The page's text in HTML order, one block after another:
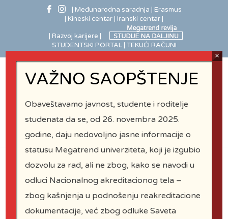
| Međunarodna saradnja
| Erasmus
| Kineski centar
| Iranski centar |
| Razvoj karijere |
STUDENTSKI PORTAL | TEKUĆI RAČUNI
FBIO – Kontakt
VAŽNO SAOPŠTENJE
Obaveštavamo javnost, studente i roditelje
studenata da se, od 26. novembra 2025.
godine, daju nedovoljno jasne informacije o
statusu Megatrend univerziteta, koji je izgubio
dozvolu za rad, ali ne zbog, kako se navodi u
odluci Nacionalnog akreditacionog tela –
zbog kašnjenja u podnošenju reakreditacione
dokumentacije, već zbog odluke Saveta
×